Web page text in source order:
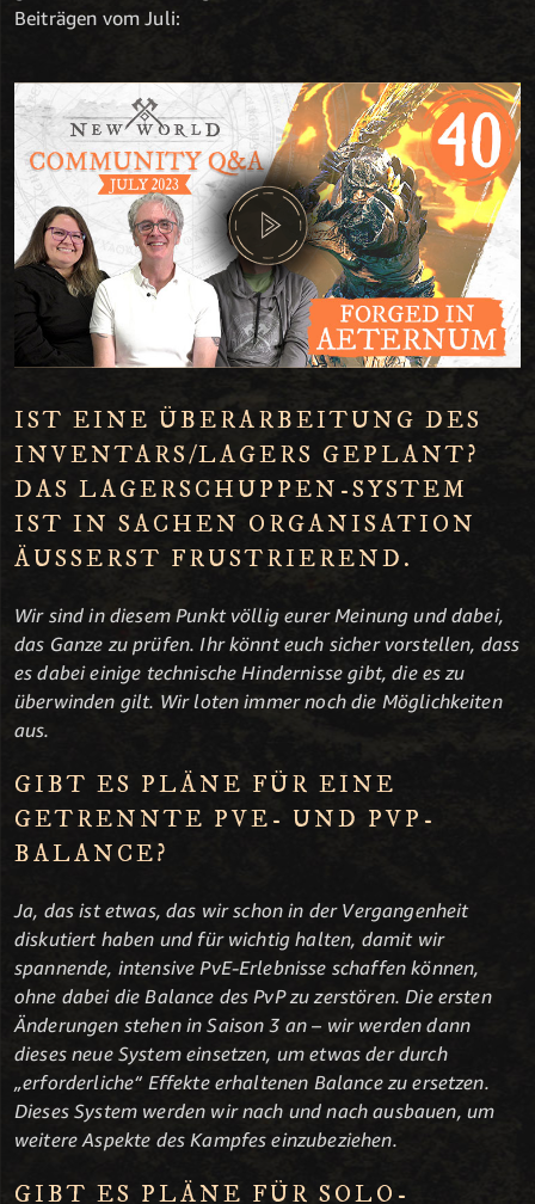
Beiträgen vom Juli:
IST EINE ÜBERARBEITUNG DES
INVENTARS/LAGERS GEPLANT?
DAS LAGERSCHUPPEN-SYSTEM
IST IN SACHEN ORGANISATION
ÄUSSERST FRUSTRIEREND.
Wir sind in diesem Punkt völlig eurer Meinung und dabei,
das Ganze zu prüfen. Ihr könnt euch sicher vorstellen, dass
es dabei einige technische Hindernisse gibt, die es zu
überwinden gilt. Wir loten immer noch die Möglichkeiten
aus.
GIBT ES PLÄNE FÜR EINE
GETRENNTE PVE- UND PVP-
BALANCE?
Ja, das ist etwas, das wir schon in der Vergangenheit
diskutiert haben und für wichtig halten, damit wir
spannende, intensive PvE-Erlebnisse schaffen können,
ohne dabei die Balance des PvP zu zerstören. Die ersten
Änderungen stehen in Saison 3 an – wir werden dann
dieses neue System einsetzen, um etwas der durch
„erforderliche“ Effekte erhaltenen Balance zu ersetzen.
Dieses System werden wir nach und nach ausbauen, um
weitere Aspekte des Kampfes einzubeziehen.
GIBT ES PLÄNE FÜR SOLO-